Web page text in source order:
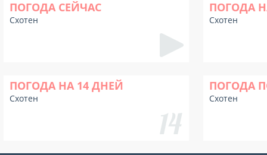
ПОГОДА СЕЙЧАС
Схотен
ПОГОДА
Схотен
ПОГОДА НА 14 ДНЕЙ
Схотен
ПОГОДА
Схотен